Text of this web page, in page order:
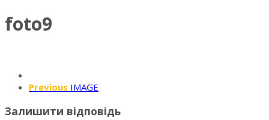
foto9
Previous IMAGE
Залишити відповідь